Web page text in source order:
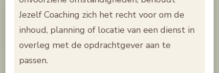
Jezelf Coaching zich het recht voor om de
inhoud, planning of locatie van een dienst in
overleg met de opdrachtgever aan te
passen.